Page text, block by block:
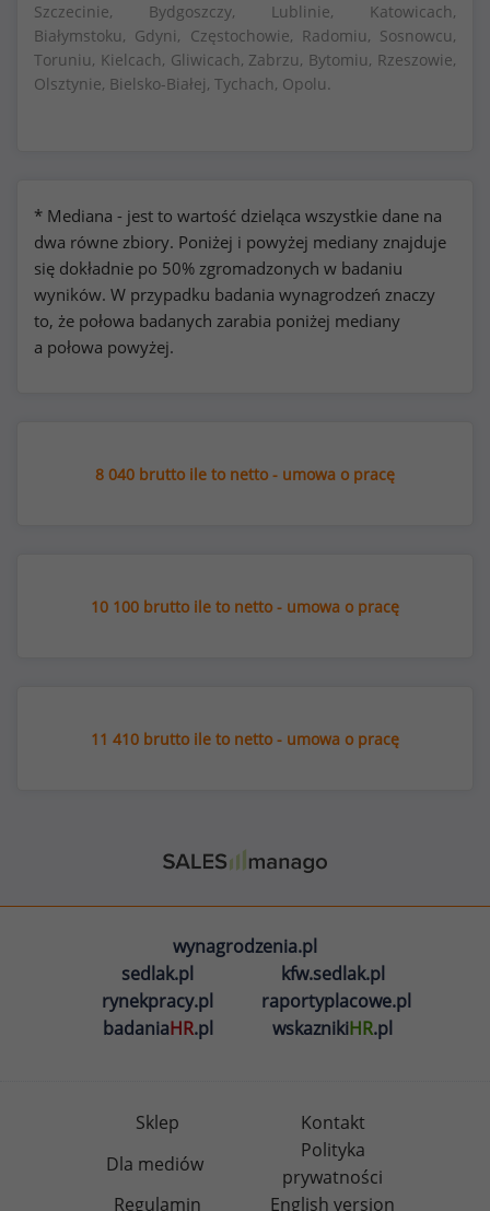
Szczecinie, Bydgoszczy, Lublinie, Katowicach,
Białymstoku, Gdyni, Częstochowie, Radomiu, Sosnowcu,
Toruniu, Kielcach, Gliwicach, Zabrzu, Bytomiu, Rzeszowie,
Olsztynie, Bielsko-Białej, Tychach, Opolu.
* Mediana - jest to wartość dzieląca wszystkie dane na
dwa równe zbiory. Poniżej i powyżej mediany znajduje
się dokładnie po 50% zgromadzonych w badaniu
wyników. W przypadku badania wynagrodzeń znaczy
to, że połowa badanych zarabia poniżej mediany
a połowa powyżej.
8 040 brutto ile to netto - umowa o pracę
10 100 brutto ile to netto - umowa o pracę
11 410 brutto ile to netto - umowa o pracę
wynagrodzenia.pl
sedlak.pl
kfw.sedlak.pl
rynekpracy.pl
raportyplacowe.pl
badaniaHR.pl wskaznikiHR.pl
Sklep
Kontakt
Dla mediów
Polityka
prywatności
Regulamin
English version